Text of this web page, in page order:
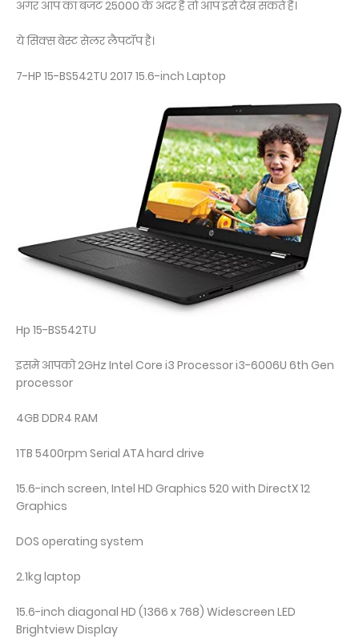
अगर आप का बजट 25000 के अंदर है तो आप इसे देख सकते है।
ये सिक्स बेस्ट सेलर लैपटॉप है।
7-HP 15-BS542TU 2017 15.6-inch Laptop
Hp 15-BS542TU
इसमे आपको 2GHz Intel Core i3 Processor i3-6006U 6th Gen
processor
4GB DDR4 RAM
1TB 5400rpm Serial ATA hard drive
15.6-inch screen, Intel HD Graphics 520 with DirectX 12
Graphics
DOS operating system
2.1kg laptop
15.6-inch diagonal HD (1366 x 768) Widescreen LED
Brightview Display